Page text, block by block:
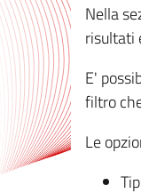
Nella
risultati
E'
filtro
Le